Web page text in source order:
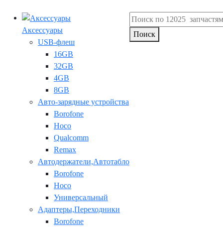
Аксессуары
USB-флеш
16GB
32GB
4GB
8GB
Авто-зарядные устройства
Borofone
Hoco
Qualcomm
Remax
Автодержатели,Автотабло
Borofone
Hoco
Универсальный
Адаптеры,Переходники
Borofone
Поиск